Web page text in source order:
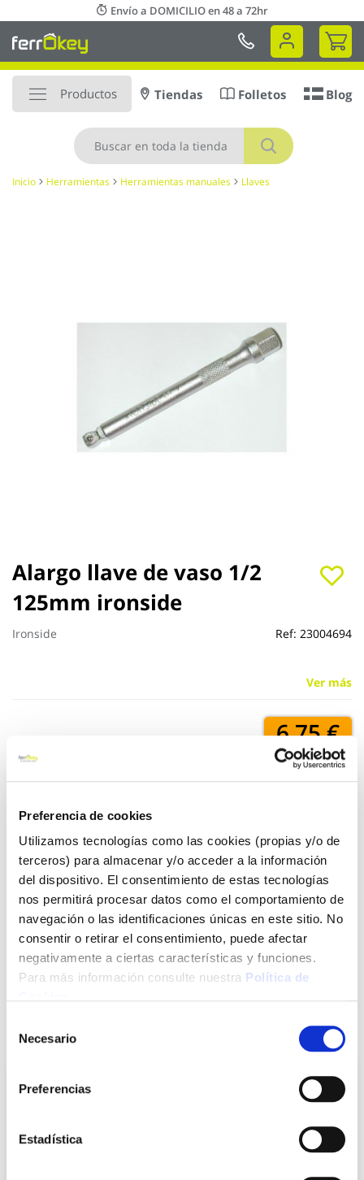
Preferencia de cookies
Utilizamos tecnologías como las cookies (propias y/o de
terceros) para almacenar y/o acceder a la información
del dispositivo. El consentimiento de estas tecnologías
nos permitirá procesar datos como el comportamiento de
navegación o las identificaciones únicas en este sitio. No
consentir o retirar el consentimiento, puede afectar
negativamente a ciertas características y funciones.
Para más información consulte nuestra Política de
Necesario
Preferencias
Estadística
al
contenido
Envío a DOMICILIO en 48 a 72hr
Mi
Productos
Buscar
Tiendas Folletos Blog
Inicio Herramientas Herramientas manuales Llaves
Alargo llave de vaso 1/2
125mm ironside
Ironside Ref: 23004694
Ver más
6,75 €
Click&Collect - Recogida gratis
en nuestras tiendas
Envío a domicilio:
5 días hábiles
+ INFO
Saltar
al
comienzo
de
la
También te puede interesar